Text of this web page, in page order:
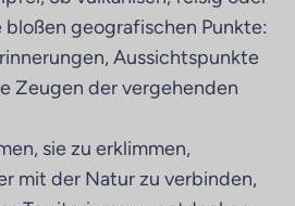
geografischen Punkte:
Aussichtspunkte
Zeugen der vergehenden
sie zu erklimmen,
mit der Natur zu verbinden,